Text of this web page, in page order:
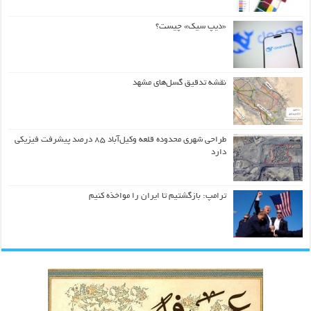
«دیپ سیک» چیست؟
نقشه تدقیق گسل‌های مشهد
طراحی شهری محدوده قلعه وکیل‌آباد ۸۵ درصد پیشرفت فیزیکی
دارد
ترامپ: بازگشتیم تا ایران را مواخذه کنیم